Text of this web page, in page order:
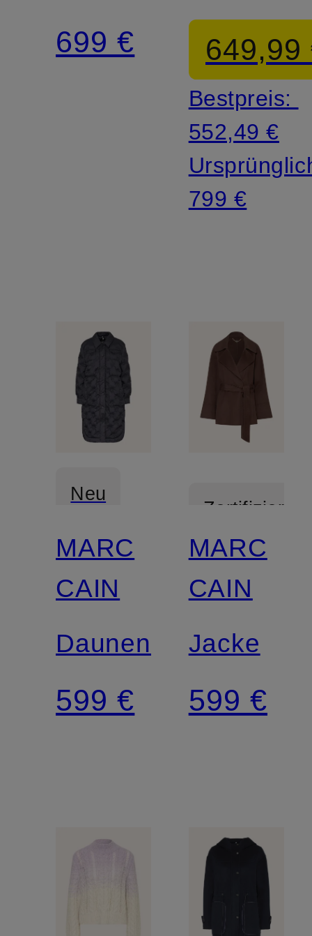
699 € 649,99
Bestpreis:
552,49 €
799 €
Neu
Zertifiziert
MARC
CAIN
Daunenmantel
599 €
Zertifiziert
MARC
CAIN
Jacke
599 €